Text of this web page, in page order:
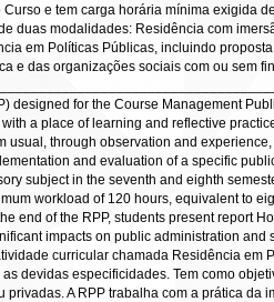
e tem carga horária mínima exigida
duas modalidades: Residência com
em Políticas Públicas, incluindo
e das organizações sociais com ou sem
designed for the Course Management
a place of learning and reflective
usual, through observation and
and evaluation of a specific
subject in the seventh and eighth
workload of 120 hours, equivalent to
end of the RPP, students present report
impacts on public administration
curricular chamada Residência
devidas especificidades. Tem como
A RPP trabalha com a prática